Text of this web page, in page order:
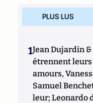
PLUS LUS
1Jean Dujardin
étrennent
amours,
Samuel
leur; Leonardo